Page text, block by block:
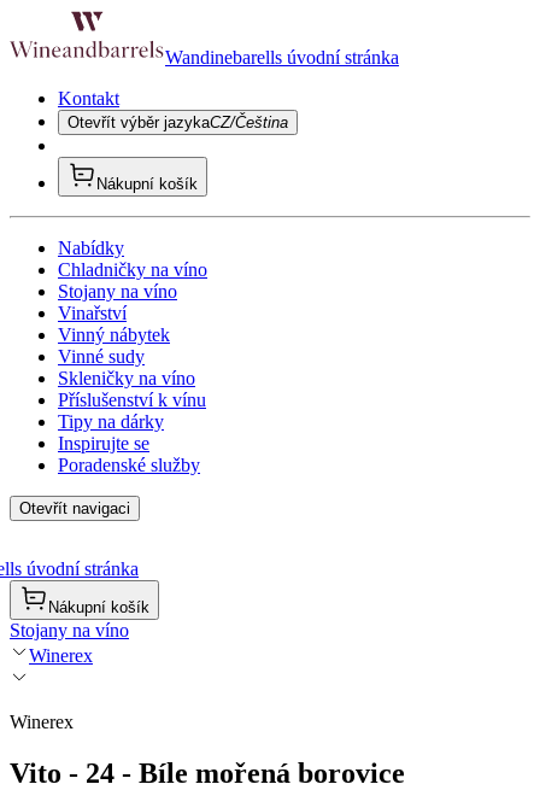
Wandinebarells úvodní stránka
Kontakt
Otevřít výběr jazykaCZ/Čeština
Nákupní košík
Nabídky
Chladničky na víno
Stojany na víno
Vinařství
Vinný nábytek
Vinné sudy
Skleničky na víno
Příslušenství k vínu
Tipy na dárky
Inspirujte se
Poradenské služby
Otevřít navigaci
úvodní stránka
Nákupní košík
Stojany na víno
Winerex
Winerex
Vito - 24 - Bíle mořená borovice